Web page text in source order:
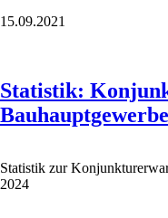
15.09.2021
Statistik:
Statistik zur
2024